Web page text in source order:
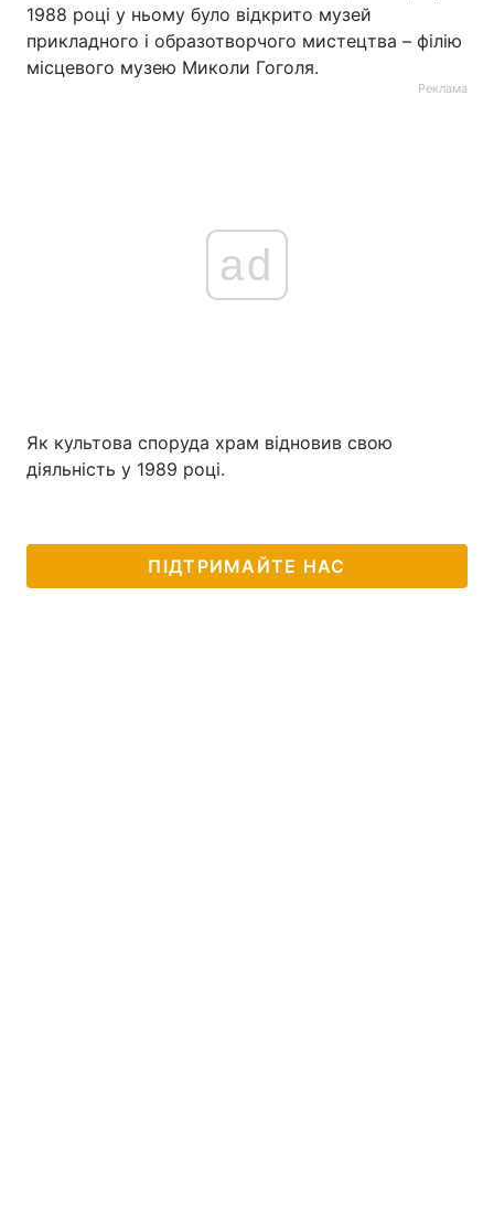
1988 році у ньому було відкрито музей
прикладного і образотворчого мистецтва – філію
місцевого музею Миколи Гоголя.
Реклама
ad
Як культова споруда храм відновив свою
діяльність у 1989 році.
ПІДТРИМАЙТЕ НАС